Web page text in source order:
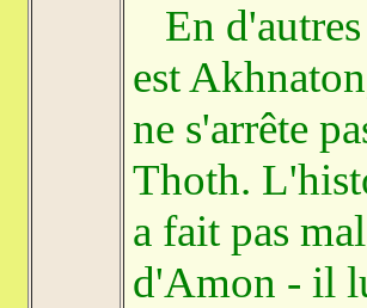
En
est
ne s'arrête
Thoth.
a fait pas
d'Amon - il